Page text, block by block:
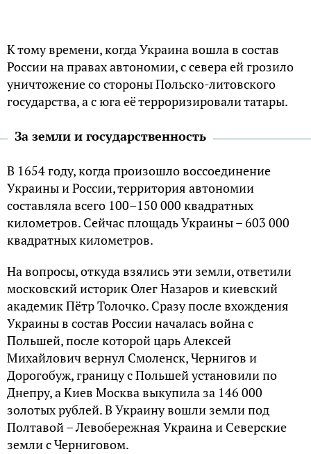
К тому времени, когда Украина вошла в состав
России на правах автономии, с севера ей грозило
уничтожение со стороны Польско-литовского
государства, а с юга её терроризировали татары.
За земли и государственность
В 1654 году, когда произошло воссоединение
Украины и России, территория автономии
составляла всего 100–150 000 квадратных
километров. Сейчас площадь Украины – 603 000
квадратных километров.
На вопросы, откуда взялись эти земли, ответили
московский историк Олег Назаров и киевский
академик Пётр Толочко. Сразу после вхождения
Украины в состав России началась война с
Польшей, после которой царь Алексей
Михайлович вернул Смоленск, Чернигов и
Дорогобуж, границу с Польшей установили по
Днепру, а Киев Москва выкупила за 146 000
золотых рублей. В Украину вошли земли под
Полтавой – Левобережная Украина и Северские
земли с Черниговом.